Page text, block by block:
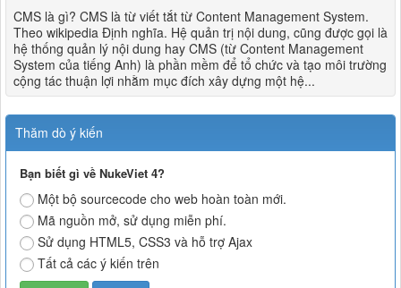
CMS là gì? CMS là từ viết tắt từ Content Management System.
Theo wikipedia Định nghĩa. Hệ quản trị nội dung, cũng được gọi là
hệ thống quản lý nội dung hay CMS (từ Content Management
System của tiếng Anh) là phần mềm để tổ chức và tạo môi trường
cộng tác thuận lợi nhằm mục đích xây dựng một hệ...
Thăm dò ý kiến
Bạn biết gì về NukeViet 4?
Một bộ sourcecode cho web hoàn toàn mới.
Mã nguồn mở, sử dụng miễn phí.
Sử dụng HTML5, CSS3 và hỗ trợ Ajax
Tất cả các ý kiến trên